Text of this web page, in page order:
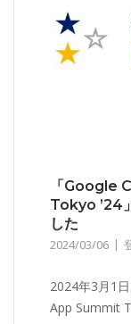
「Google
Tokyo ’24
した
2024/03/06
2024年3月1
App Summit